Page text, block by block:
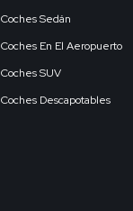
Sedán
En El Aeropuerto
SUV
Descapotables